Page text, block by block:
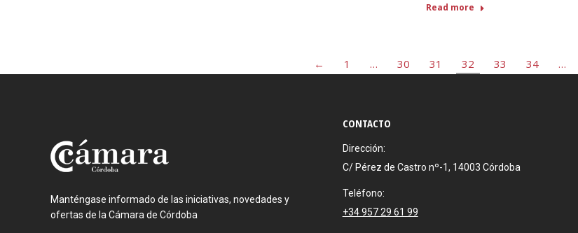
Read more
← 1 … 30 31 32 33 34 …
Manténgase informado de las iniciativas, novedades y
ofertas de la Cámara de Córdoba
CONTACTO
Dirección:
C/ Pérez de Castro nº-1, 14003 Córdoba
Teléfono:
+34 957 29 61 99